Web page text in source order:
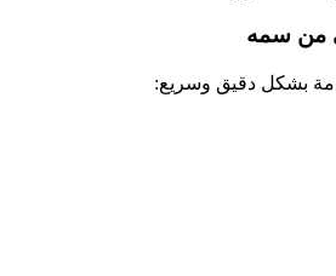
من سمه
بشكل دقيق وسريع: